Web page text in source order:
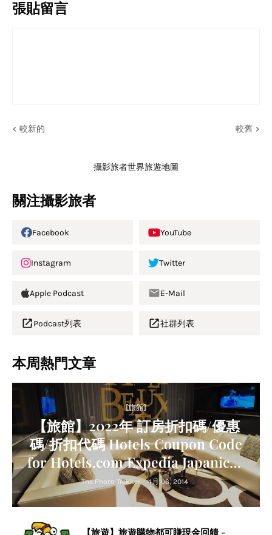
張貼留言
較新的 較舊
攝影旅者世界旅遊地圖
關注攝影旅者
Facebook YouTube
Instagram Twitter
Apple Podcast E-Mail
Podcast列表 社群列表
本周熱門文章
[旅館]
【旅館】2022年 訂房折扣碼/優惠
碼/折扣代碼 Hotels Coupon Code
for Hotels.com Expedia Japanican
Agoda Trip.com Relux
The Photo Trekker - 4月 06, 2014
【旅遊】旅遊購物都可賺現金回饋 -